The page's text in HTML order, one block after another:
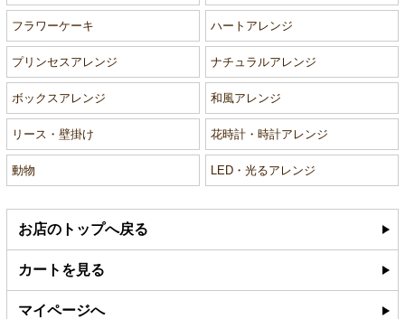
フラワーケーキ ハートアレンジ
プリンセスアレンジ ナチュラルアレンジ
ボックスアレンジ 和風アレンジ
リース・壁掛け 花時計・時計アレンジ
動物 LED・光るアレンジ
お店のトップへ戻る
カートを見る
マイページへ